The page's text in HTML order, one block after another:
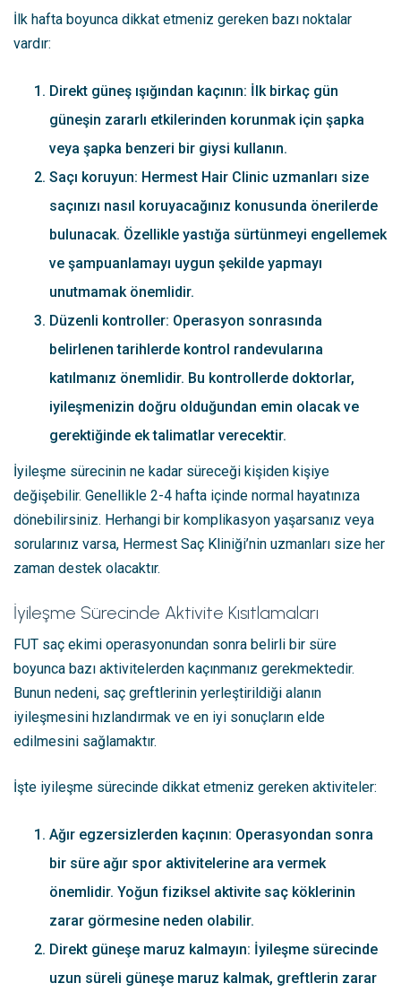
İlk hafta boyunca dikkat etmeniz gereken bazı noktalar
vardır:
Direkt güneş ışığından kaçının: İlk birkaç gün
güneşin zararlı etkilerinden korunmak için şapka
veya şapka benzeri bir giysi kullanın.
Saçı koruyun: Hermest Hair Clinic uzmanları size
saçınızı nasıl koruyacağınız konusunda önerilerde
bulunacak. Özellikle yastığa sürtünmeyi engellemek
ve şampuanlamayı uygun şekilde yapmayı
unutmamak önemlidir.
Düzenli kontroller: Operasyon sonrasında
belirlenen tarihlerde kontrol randevularına
katılmanız önemlidir. Bu kontrollerde doktorlar,
iyileşmenizin doğru olduğundan emin olacak ve
gerektiğinde ek talimatlar verecektir.
İyileşme sürecinin ne kadar süreceği kişiden kişiye
değişebilir. Genellikle 2-4 hafta içinde normal hayatınıza
dönebilirsiniz. Herhangi bir komplikasyon yaşarsanız veya
sorularınız varsa, Hermest Saç Kliniği’nin uzmanları size her
zaman destek olacaktır.
İyileşme Sürecinde Aktivite Kısıtlamaları
FUT saç ekimi operasyonundan sonra belirli bir süre
boyunca bazı aktivitelerden kaçınmanız gerekmektedir.
Bunun nedeni, saç greftlerinin yerleştirildiği alanın
iyileşmesini hızlandırmak ve en iyi sonuçların elde
edilmesini sağlamaktır.
İşte iyileşme sürecinde dikkat etmeniz gereken aktiviteler:
Ağır egzersizlerden kaçının: Operasyondan sonra
bir süre ağır spor aktivitelerine ara vermek
önemlidir. Yoğun fiziksel aktivite saç köklerinin
zarar görmesine neden olabilir.
Direkt güneşe maruz kalmayın: İyileşme sürecinde
uzun süreli güneşe maruz kalmak, greftlerin zarar